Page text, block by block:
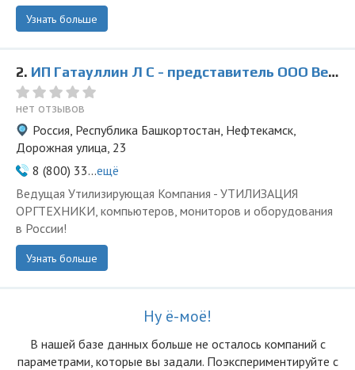
Узнать больше
2. ИП Гатауллин Л С - представитель ООО Ведущая Утилизирующая Компания
нет отзывов
Россия, Республика Башкортостан, Нефтекамск,
Дорожная улица, 23
8 (800) 33...ещё
Ведущая Утилизирующая Компания - УТИЛИЗАЦИЯ
ОРГТЕХНИКИ, компьютеров, мониторов и оборудования
в России!
Узнать больше
Ну ё-моё!
В нашей базе данных больше не осталоcь компаний с
параметрами, которые вы задали. Поэкспериментируйте с